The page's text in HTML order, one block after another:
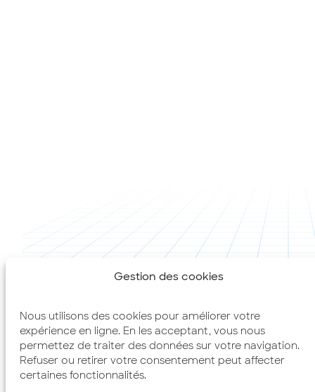
Gestion des cookies
Nous utilisons des cookies pour améliorer votre
expérience en ligne. En les acceptant, vous nous
permettez de traiter des données sur votre navigation.
Refuser ou retirer votre consentement peut affecter
certaines fonctionnalités.